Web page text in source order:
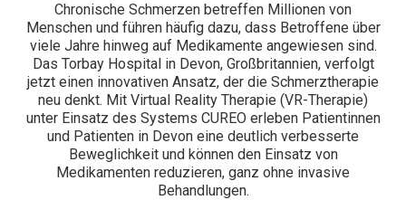
Chronische Schmerzen betreffen Millionen von
Menschen und führen häufig dazu, dass Betroffene über
viele Jahre hinweg auf Medikamente angewiesen sind.
Das Torbay Hospital in Devon, Großbritannien, verfolgt
jetzt einen innovativen Ansatz, der die Schmerztherapie
neu denkt. Mit Virtual Reality Therapie (VR-Therapie)
unter Einsatz des Systems CUREO erleben Patientinnen
und Patienten in Devon eine deutlich verbesserte
Beweglichkeit und können den Einsatz von
Medikamenten reduzieren, ganz ohne invasive
Behandlungen.